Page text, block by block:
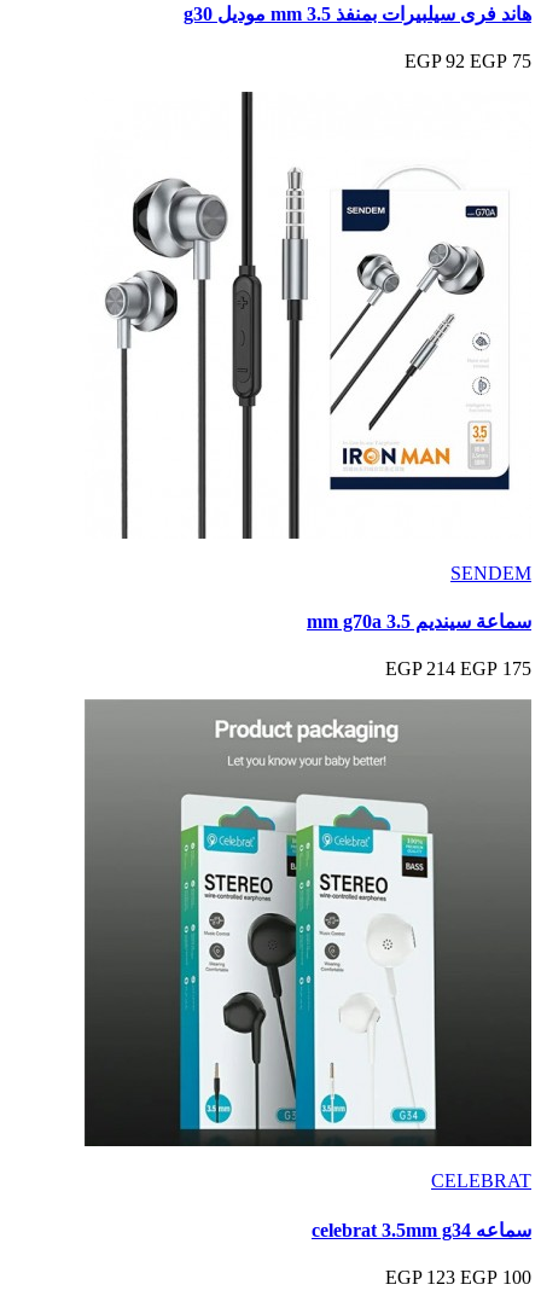
هاند فرى سيلبيرات بمنفذ 3.5 mm موديل g30
75 EGP
92 EGP
SENDEM
سماعة سينديم 3.5 mm g70a
175 EGP
214 EGP
CELEBRAT
سماعه celebrat 3.5mm g34
100 EGP
123 EGP